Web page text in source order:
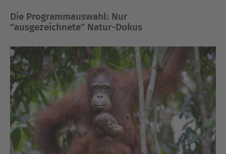
Die Programmauswahl: Nur
"ausgezeichnete" Natur-Dokus